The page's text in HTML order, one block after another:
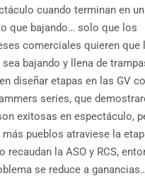
cuando terminan en un
que bajando… solo que los
comerciales quieren que
sea bajando y llena de
diseñar etapas en las GV
series, que
exitosas en espectáculo,
más pueblos atraviese la
recaudan la ASO y RCS,
se reduce a